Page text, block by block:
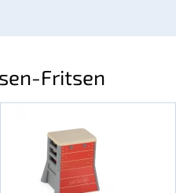
Fritsen